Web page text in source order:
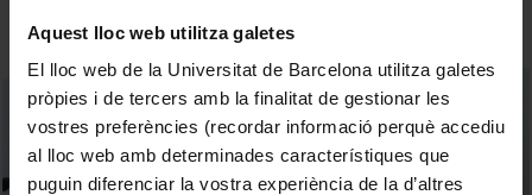
Aquest lloc web utilitza galetes
El lloc web de la Universitat de Barcelona utilitza galetes
pròpies i de tercers amb la finalitat de gestionar les
vostres preferències (recordar informació perquè accediu
al lloc web amb determinades característiques que
puguin diferenciar la vostra experiència de la d’altres